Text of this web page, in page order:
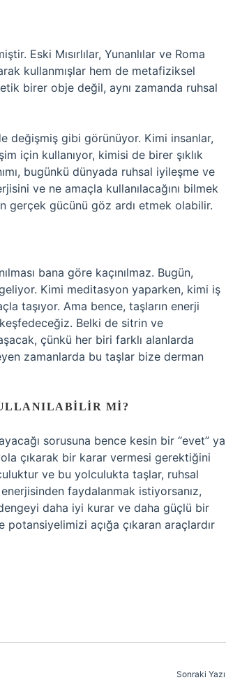
Eski Mısırlılar, Yunanlılar ve Roma
kullanmışlar hem de metafiziksel
birer obje değil, aynı zamanda ruhsal
değişmiş gibi görünüyor. Kimi insanlar,
için kullanıyor, kimisi de birer şıklık
bugünkü dünyada ruhsal iyileşme ve
ve ne amaçla kullanılacağını bilmek
gerçek gücünü göz ardı etmek olabilir.
bana göre kaçınılmaz. Bugün,
Kimi meditasyon yaparken, kimi iş
taşıyor. Ama bence, taşların enerji
Belki de sitrin ve
çünkü her biri farklı alanlarda
zamanlarda bu taşlar bize derman
MI?
sorusuna bence kesin bir “evet” ya
çıkarak bir karar vermesi gerektiğini
ve bu yolculukta taşlar, ruhsal
faydalanmak istiyorsanız,
daha iyi kurar ve daha güçlü bir
potansiyelimizi açığa çıkaran araçlardır
Sonraki Yazı